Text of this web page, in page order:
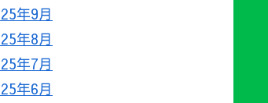
年9月
年8月
年7月
年6月